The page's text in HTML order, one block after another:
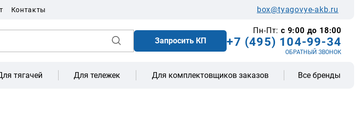
Контакты box@tyagovye-akb.ru
Запросить КП
Пн-Пт: с 9:00 до 18:00
+7 (495) 104-99-34
ОБРАТНЫЙ ЗВОНОК
тягачей Для тележек Для комплектовщиков заказов Все бренды